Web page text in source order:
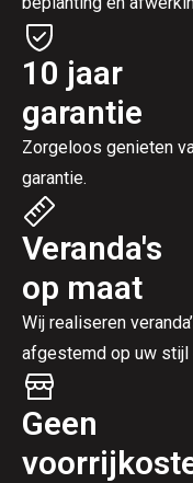
10 jaar
garantie
Zorgeloos genieten
garantie.
Veranda's
op maat
Wij realiseren
afgestemd op uw stijl
Geen